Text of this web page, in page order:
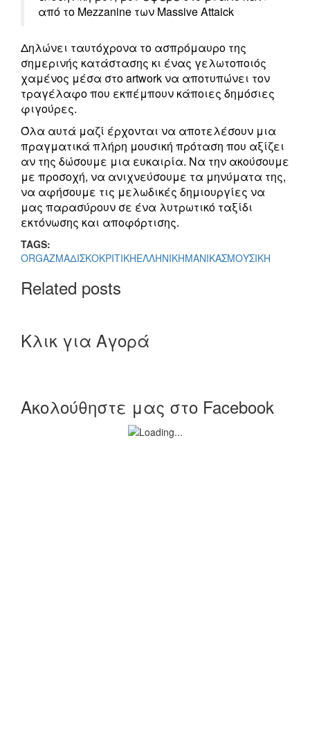
από το Mezzanine των Massive Attaick
Δηλώνει ταυτόχρονα το ασπρόμαυρο της
σημερινής κατάστασης κι ένας γελωτοποιός
χαμένος μέσα στο artwork να αποτυπώνει τον
τραγέλαφο που εκπέμπουν κάποιες δημόσιες
φιγούρες.
Όλα αυτά μαζί έρχονται να αποτελέσουν μια
πραγματικά πλήρη μουσική πρόταση που αξίζει
αν της δώσουμε μια ευκαιρία. Να την ακούσουμε
με προσοχή, να ανιχνεύσουμε τα μηνύματα της,
να αφήσουμε τις μελωδικές δημιουργίες να
μας παρασύρουν σε ένα λυτρωτικό ταξίδι
εκτόνωσης και αποφόρτισης.
TAGS:
ORGAZMAΔΙΣΚΟΚΡΙΤΙΚΗΕΛΛΗΝΙΚΗΜΑΝΙΚΑΣΜΟΥΣΙΚΗ
Related posts
Κλικ για Αγορά
Ακολούθηστε μας στο Facebook